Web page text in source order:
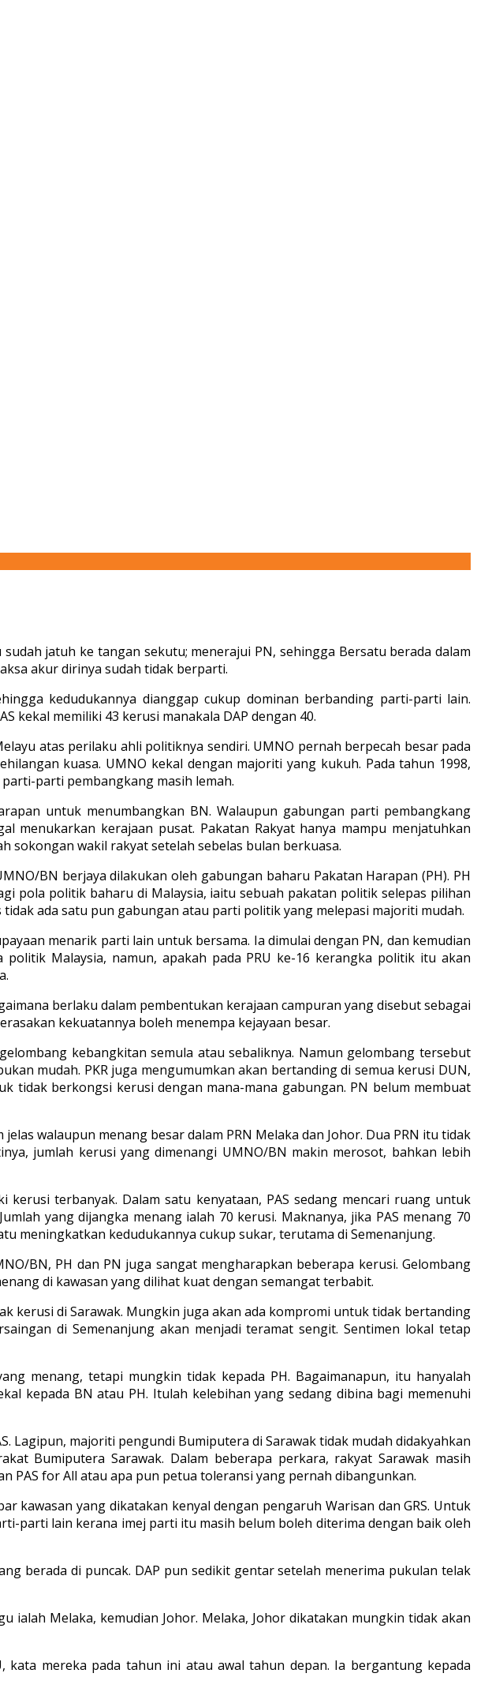
jatuh ke tangan sekutu; menerajui PN, sehingga Bersatu berada dalam
akur dirinya sudah tidak berparti.
kedudukannya dianggap cukup dominan berbanding parti-parti lain.
kekal memiliki 43 kerusi manakala DAP dengan 40.
atas perilaku ahli politiknya sendiri. UMNO pernah berpecah besar pada
kuasa. UMNO kekal dengan majoriti yang kukuh. Pada tahun 1998,
parti pembangkang masih lemah.
untuk menumbangkan BN. Walaupun gabungan parti pembangkang
menukarkan kerajaan pusat. Pakatan Rakyat hanya mampu menjatuhkan
sokongan wakil rakyat setelah sebelas bulan berkuasa.
BN berjaya dilakukan oleh gabungan baharu Pakatan Harapan (PH). PH
pola politik baharu di Malaysia, iaitu sebuah pakatan politik selepas pilihan
ada satu pun gabungan atau parti politik yang melepasi majoriti mudah.
menarik parti lain untuk bersama. Ia dimulai dengan PN, dan kemudian
Malaysia, namun, apakah pada PRU ke-16 kerangka politik itu akan
berlaku dalam pembentukan kerajaan campuran yang disebut sebagai
kekuatannya boleh menempa kejayaan besar.
kebangkitan semula atau sebaliknya. Namun gelombang tersebut
mudah. PKR juga mengumumkan akan bertanding di semua kerusi DUN,
tidak berkongsi kerusi dengan mana-mana gabungan. PN belum membuat
walaupun menang besar dalam PRN Melaka dan Johor. Dua PRN itu tidak
jumlah kerusi yang dimenangi UMNO/BN makin merosot, bahkan lebih
terbanyak. Dalam satu kenyataan, PAS sedang mencari ruang untuk
yang dijangka menang ialah 70 kerusi. Maknanya, jika PAS menang 70
meningkatkan kedudukannya cukup sukar, terutama di Semenanjung.
BN, PH dan PN juga sangat mengharapkan beberapa kerusi. Gelombang
di kawasan yang dilihat kuat dengan semangat terbabit.
kerusi di Sarawak. Mungkin juga akan ada kompromi untuk tidak bertanding
di Semenanjung akan menjadi teramat sengit. Sentimen lokal tetap
menang, tetapi mungkin tidak kepada PH. Bagaimanapun, itu hanyalah
kepada BN atau PH. Itulah kelebihan yang sedang dibina bagi memenuhi
Lagipun, majoriti pengundi Bumiputera di Sarawak tidak mudah didakyahkan
Bumiputera Sarawak. Dalam beberapa perkara, rakyat Sarawak masih
PAS for All atau apa pun petua toleransi yang pernah dibangunkan.
kawasan yang dikatakan kenyal dengan pengaruh Warisan dan GRS. Untuk
parti lain kerana imej parti itu masih belum boleh diterima dengan baik oleh
berada di puncak. DAP pun sedikit gentar setelah menerima pukulan telak
ialah Melaka, kemudian Johor. Melaka, Johor dikatakan mungkin tidak akan
kata mereka pada tahun ini atau awal tahun depan. Ia bergantung kepada